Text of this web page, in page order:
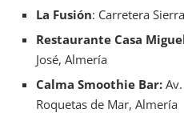
La Fusión: Carretera
Restaurante Casa
José, Almería
Calma Smoothie Bar:
Roquetas de Mar, Almería